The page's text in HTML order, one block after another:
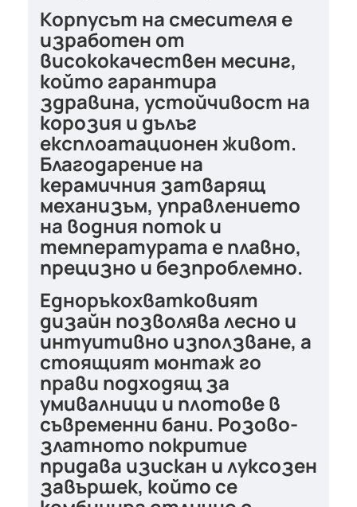
Корпусът на смесителя е
изработен от
висококачествен месинг,
който гарантира
здравина, устойчивост на
корозия и дълъг
експлоатационен живот.
Благодарение на
керамичния затварящ
механизъм, управлението
на водния поток и
температурата е плавно,
прецизно и безпроблемно.
Едноръкохватковият
дизайн позволява лесно и
интуитивно използване, а
стоящият монтаж го
прави подходящ за
умивалници и плотове в
съвременни бани. Розово-
златното покритие
придава изискан и луксозен
завършек, който се